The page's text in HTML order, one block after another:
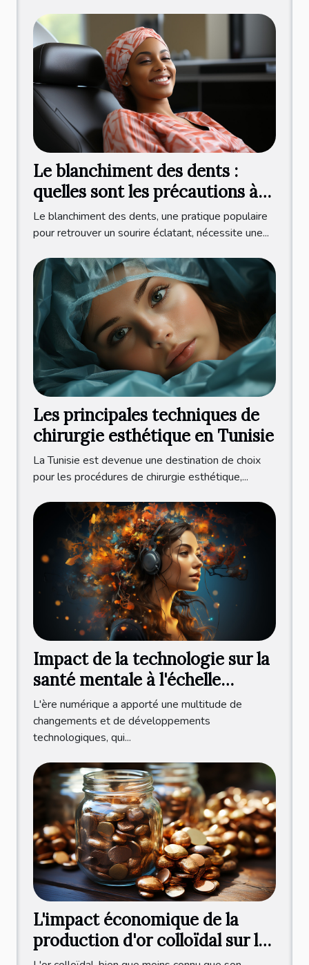
Le blanchiment des dents :
quelles sont les précautions à
prendre ?
Le blanchiment des dents, une pratique populaire
pour retrouver un sourire éclatant, nécessite une...
Les principales techniques de
chirurgie esthétique en Tunisie
La Tunisie est devenue une destination de choix
pour les procédures de chirurgie esthétique,...
Impact de la technologie sur la
santé mentale à l'échelle
internationale
L'ère numérique a apporté une multitude de
changements et de développements
technologiques, qui...
L'impact économique de la
production d'or colloïdal sur le